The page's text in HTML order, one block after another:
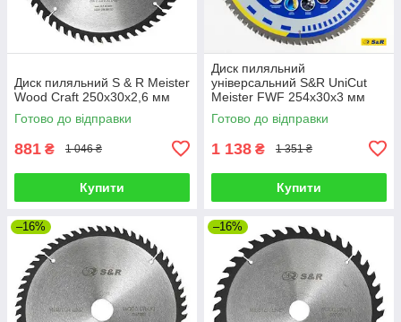
Диск пиляльний S & R Meister
Wood Craft 250х30х2,6 мм
Готово до відправки
881 ₴ 1 046 ₴
Купити
Диск пиляльний
універсальний S&R UniCut
Meister FWF 254х30х3 мм
Готово до відправки
1 138 ₴ 1 351 ₴
Купити
–16% –16%